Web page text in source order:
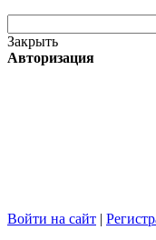
Закрыть
Авторизация
Войти на сайт |